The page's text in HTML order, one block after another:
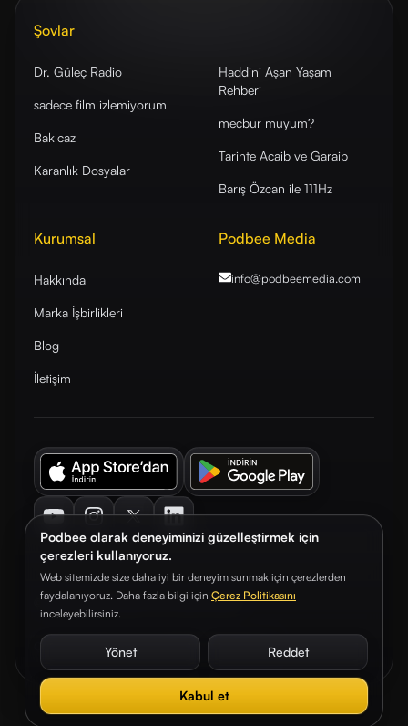
Podbee olarak deneyiminizi güzelleştirmek için
çerezleri kullanıyoruz.
Web sitemizde size daha iyi bir deneyim sunmak için çerezlerden
faydalanıyoruz. Daha fazla bilgi için Çerez Politikasını
inceleyebilirsiniz.
Yönet Reddet
Kabul et
Şovlar
Dr. Güleç Radio
sadece film izlemiyorum
Bakıcaz
Karanlık Dosyalar
Haddini Aşan Yaşam
Rehberi
mecbur muyum?
Tarihte Acaib ve Garaib
Barış Özcan ile 111Hz
Kurumsal
Hakkında
Marka İşbirlikleri
Blog
İletişim
Podbee Media
info@podbeemedia.com
© 2026. Podbee Media. Tüm hakları saklıdır.
Çerez TercihleriAydınlatma Metni Gizlilik Sözleşmesi